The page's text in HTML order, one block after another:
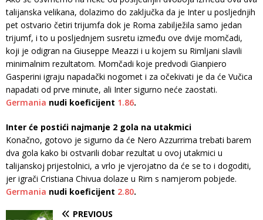
talijanska velikana, dolazimo do zaključka da je Inter u posljednjih
pet ostvario četiri trijumfa dok je Roma zabilježila samo jedan
trijumf, i to u posljednjem susretu između ove dvije momčadi,
koji je odigran na Giuseppe Meazzi i u kojem su Rimljani slavili
minimalnim rezultatom. Momčadi koje predvodi Gianpiero
Gasperini igraju napadački nogomet i za očekivati ​​je da će Vučica
napadati od prve minute, ali Inter sigurno neće zaostati.
Germania nudi koeficijent 1.86.
Inter će postići najmanje 2 gola na utakmici
Konačno, gotovo je sigurno da će Nero Azzurrima trebati barem
dva gola kako bi ostvarili dobar rezultat u ovoj utakmici u
talijanskoj prijestolnici, a vrlo je vjerojatno da će se to i dogoditi,
jer igrači Cristiana Chivua dolaze u Rim s namjerom pobjede.
Germania nudi koeficijent 2.80.
PREVIOUS